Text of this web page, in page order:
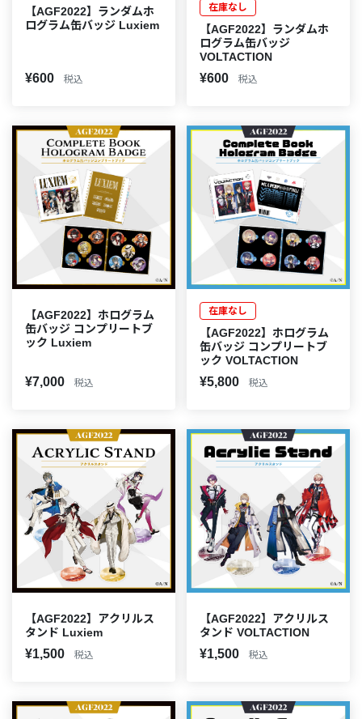
【AGF2022】ランダムホ
ログラム缶バッジ Luxiem
¥600 税込
在庫なし
【AGF2022】ランダムホ
ログラム缶バッジ
VOLTACTION
¥600 税込
【AGF2022】ホログラム
缶バッジ コンプリートブ
ック Luxiem
¥7,000 税込
在庫なし
【AGF2022】ホログラム
缶バッジ コンプリートブ
ック VOLTACTION
¥5,800 税込
【AGF2022】アクリルス
タンド Luxiem
¥1,500 税込
【AGF2022】アクリルス
タンド VOLTACTION
¥1,500 税込